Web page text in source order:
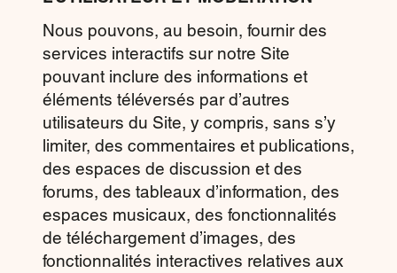
Nous pouvons, au besoin, fournir des
services interactifs sur notre Site
pouvant inclure des informations et
éléments téléversés par d’autres
utilisateurs du Site, y compris, sans s’y
limiter, des commentaires et publications,
des espaces de discussion et des
forums, des tableaux d’information, des
espaces musicaux, des fonctionnalités
de téléchargement d’images, des
fonctionnalités interactives relatives aux